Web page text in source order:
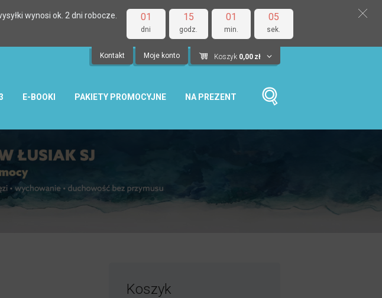
01
dni
15
godz.
01
min.
05
sek.
wynosi ok. 2 dni robocze.
Kontakt Moje konto Koszyk 0,00 zł
E-BOOKI PAKIETY PROMOCYJNE NA PREZENT
Koszyk